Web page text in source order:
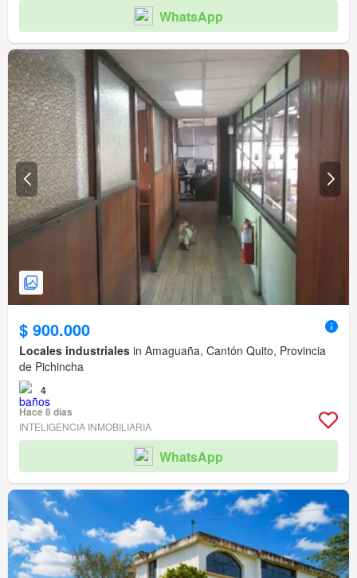
WhatsApp
$ 900.000
Locales industriales in Amaguaña, Cantón Quito, Provincia
de Pichincha
4
Hace 8 días
INTELIGENCIA INMOBILIARIA
WhatsApp